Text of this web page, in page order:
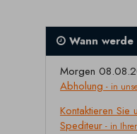
Wann
Morgen
Abholung - in
Kontaktieren Sie
Spediteur - in